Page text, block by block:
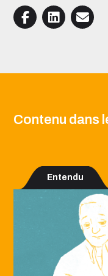
Contenu dans
Entendu